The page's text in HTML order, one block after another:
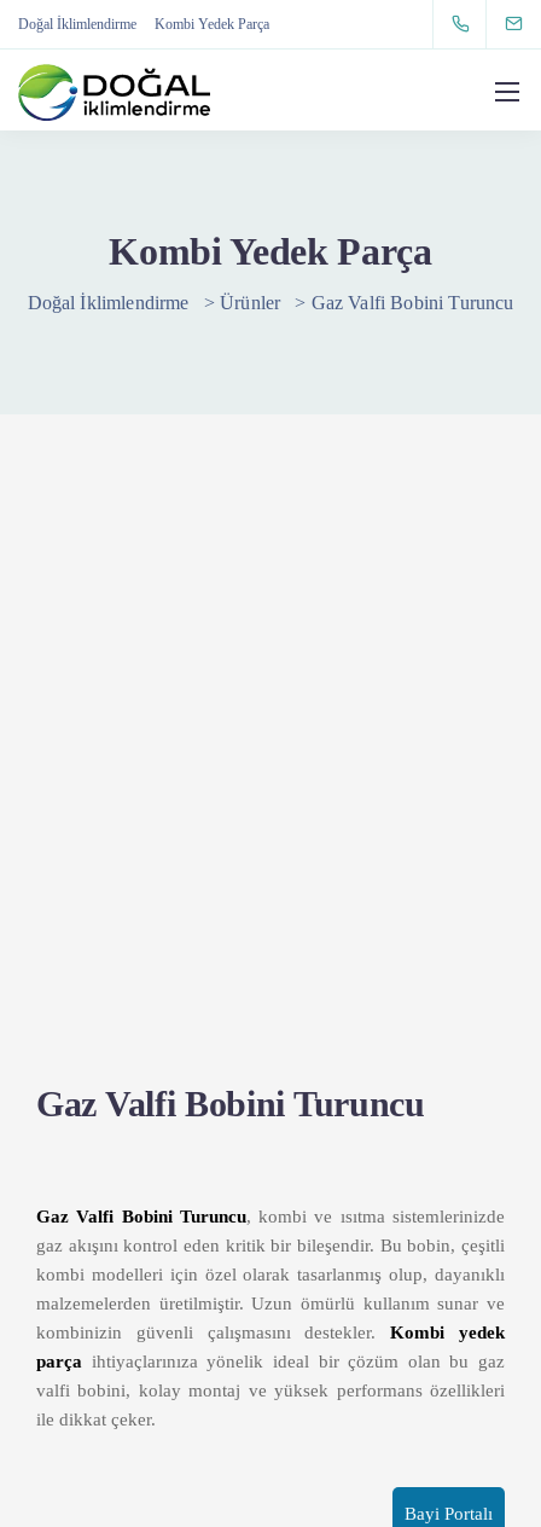
Doğal İklimlendirme Kombi Yedek Parça
Kombi Yedek Parça
Doğal İklimlendirme >Ürünler > Gaz Valfi Bobini Turuncu
Gaz Valfi Bobini Turuncu
Gaz Valfi Bobini Turuncu, kombi ve ısıtma sistemlerinizde
gaz akışını kontrol eden kritik bir bileşendir. Bu bobin, çeşitli
kombi modelleri için özel olarak tasarlanmış olup, dayanıklı
malzemelerden üretilmiştir. Uzun ömürlü kullanım sunar ve
kombinizin güvenli çalışmasını destekler.Kombi yedek
parça ihtiyaçlarınıza yönelik ideal bir çözüm olan bu gaz
valfi bobini, kolay montaj ve yüksek performans özellikleri
ile dikkat çeker.
Bayi Portalı